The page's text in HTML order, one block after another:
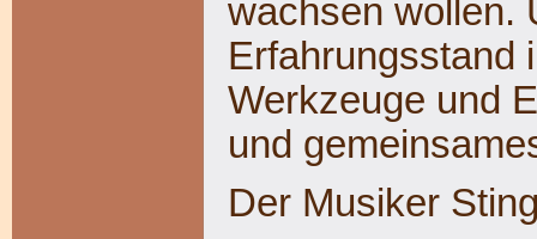
wachsen wollen.
Erfahrungsstand
Werkzeuge und
und
Der Musiker